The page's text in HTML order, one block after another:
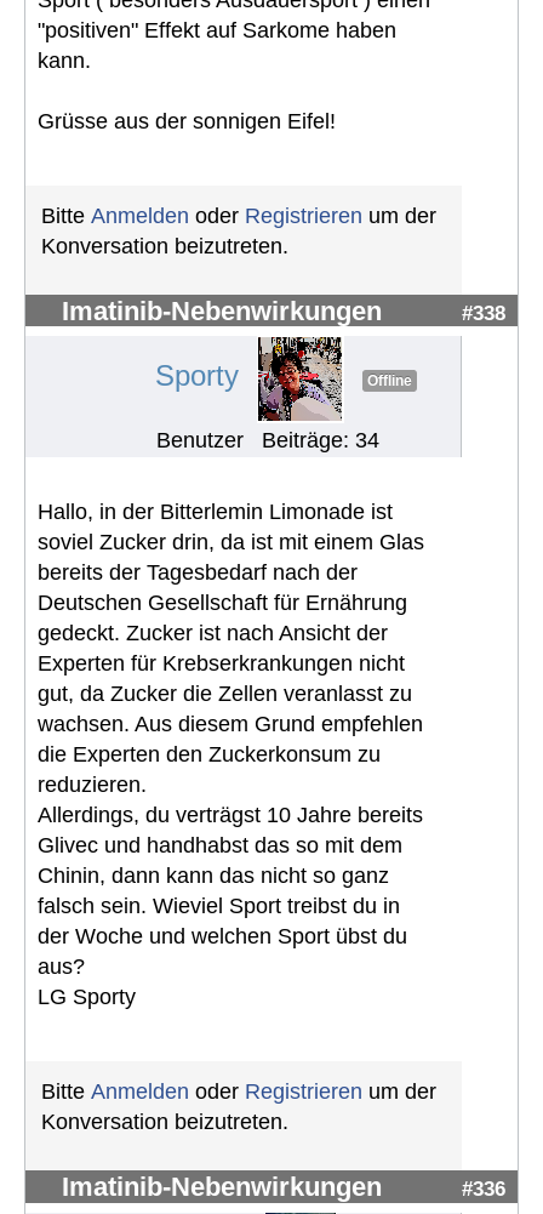
"positiven" Effekt auf Sarkome haben
kann.
Grüsse aus der sonnigen Eifel!
Bitte Anmelden oder Registrieren um der
Konversation beizutreten.
Imatinib-Nebenwirkungen #338
Sporty Offline
Benutzer Beiträge: 34
Hallo, in der Bitterlemin Limonade ist
soviel Zucker drin, da ist mit einem Glas
bereits der Tagesbedarf nach der
Deutschen Gesellschaft für Ernährung
gedeckt. Zucker ist nach Ansicht der
Experten für Krebserkrankungen nicht
gut, da Zucker die Zellen veranlasst zu
wachsen. Aus diesem Grund empfehlen
die Experten den Zuckerkonsum zu
reduzieren.
Allerdings, du verträgst 10 Jahre bereits
Glivec und handhabst das so mit dem
Chinin, dann kann das nicht so ganz
falsch sein. Wieviel Sport treibst du in
der Woche und welchen Sport übst du
aus?
LG Sporty
Bitte Anmelden oder Registrieren um der
Konversation beizutreten.
Imatinib-Nebenwirkungen #336